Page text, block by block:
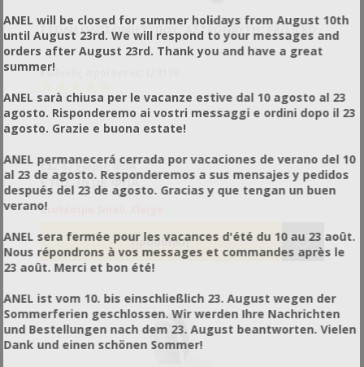
ΣΤΟΛΉ ΟΛΌΣΩΜΗ ΤΎΠΟΥ "ΑΣΤΡΟΝΑΎΤΗ" PRO ICKO
Κωδικός προϊόντος: IZ8130
€82,87 χωρίς ΦΠΑ
€102,76 με ΦΠΑ
Διαθέσιμα Small, Xlarge
ANEL will be closed for summer holidays from August 10th
until August 23rd. We will respond to your messages and
orders after August 23rd. Thank you and have a great
summer!
ANEL sarà chiusa per le vacanze estive dal 10 agosto al 23
agosto. Risponderemo ai vostri messaggi e ordini dopo il 23
agosto. Grazie e buona estate!
ANEL permanecerá cerrada por vacaciones de verano del 10
al 23 de agosto. Responderemos a sus mensajes y pedidos
después del 23 de agosto. Gracias y que tengan un buen
verano!
ANEL sera fermée pour les vacances d'été du 10 au 23 août.
Nous répondrons à vos messages et commandes après le
23 août. Merci et bon été!
ANEL ist vom 10. bis einschließlich 23. August wegen der
Sommerferien geschlossen. Wir werden Ihre Nachrichten
und Bestellungen nach dem 23. August beantworten. Vielen
Dank und einen schönen Sommer!